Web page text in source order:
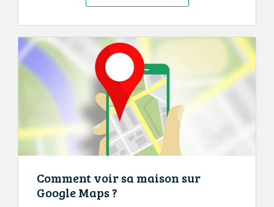
faut-
il
vider
Comment voir sa maison sur
Google Maps ?